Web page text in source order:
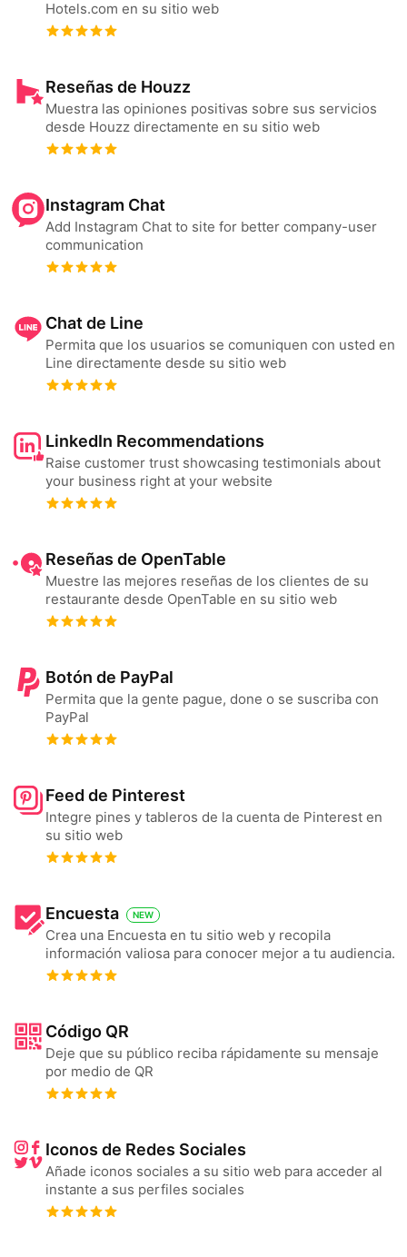
Hotels.com en su sitio web
Reseñas de Houzz
Muestra las opiniones positivas sobre sus servicios
desde Houzz directamente en su sitio web
Instagram Chat
Add Instagram Chat to site for better company-user
communication
Chat de Line
Permita que los usuarios se comuniquen con usted en
Line directamente desde su sitio web
LinkedIn Recommendations
Raise customer trust showcasing testimonials about
your business right at your website
Reseñas de OpenTable
Muestre las mejores reseñas de los clientes de su
restaurante desde OpenTable en su sitio web
Botón de PayPal
Permita que la gente pague, done o se suscriba con
PayPal
Feed de Pinterest
Integre pines y tableros de la cuenta de Pinterest en
su sitio web
Encuesta NEW
Crea una Encuesta en tu sitio web y recopila
información valiosa para conocer mejor a tu audiencia.
Código QR
Deje que su público reciba rápidamente su mensaje
por medio de QR
Iconos de Redes Sociales
Añade iconos sociales a su sitio web para acceder al
instante a sus perfiles sociales